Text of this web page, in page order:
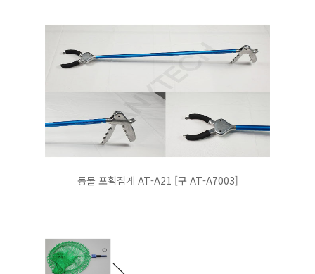
동물 포획집게 AT-A21 [구 AT-A7003]